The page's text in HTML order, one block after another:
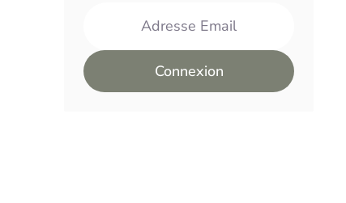
Adresse Email
Connexion